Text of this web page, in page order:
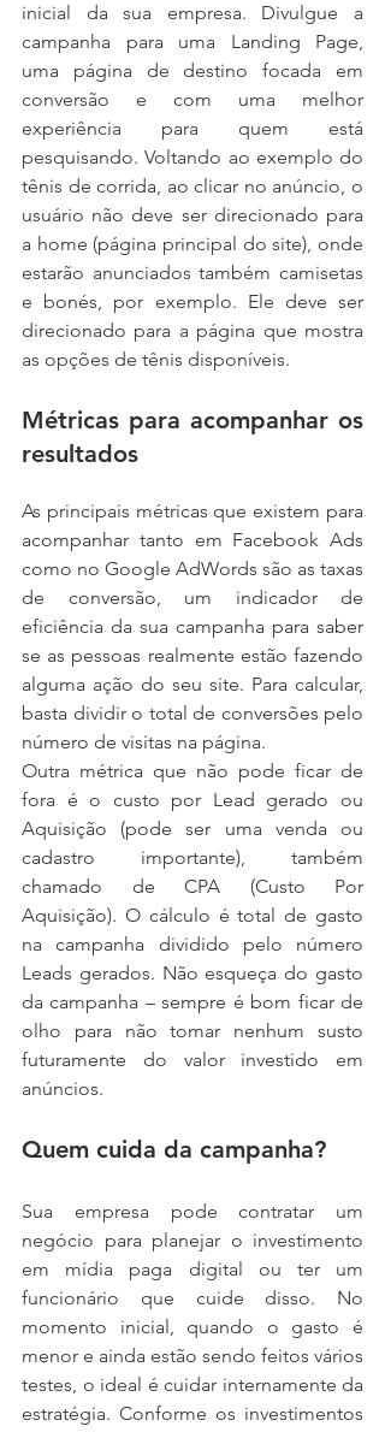
inicial da sua empresa. Divulgue a
campanha para uma Landing Page,
uma página de destino focada em
conversão e com uma melhor
experiência para quem está
pesquisando. Voltando ao exemplo do
tênis de corrida, ao clicar no anúncio, o
usuário não deve ser direcionado para
a home (página principal do site), onde
estarão anunciados também camisetas
e bonés, por exemplo. Ele deve ser
direcionado para a página que mostra
as opções de tênis disponíveis.
Métricas para acompanhar os
resultados
As principais métricas que existem para
acompanhar tanto em Facebook Ads
como no Google AdWords são as taxas
de conversão, um indicador de
eficiência da sua campanha para saber
se as pessoas realmente estão fazendo
alguma ação do seu site. Para calcular,
basta dividir o total de conversões pelo
número de visitas na página.
Outra métrica que não pode ficar de
fora é o custo por Lead gerado ou
Aquisição (pode ser uma venda ou
cadastro importante), também
chamado de CPA (Custo Por
Aquisição). O cálculo é total de gasto
na campanha dividido pelo número
Leads gerados. Não esqueça do gasto
da campanha – sempre é bom ficar de
olho para não tomar nenhum susto
futuramente do valor investido em
anúncios.
Quem cuida da campanha?
Sua empresa pode contratar um
negócio para planejar o investimento
em mídia paga digital ou ter um
funcionário que cuide disso. No
momento inicial, quando o gasto é
menor e ainda estão sendo feitos vários
testes, o ideal é cuidar internamente da
estratégia. Conforme os investimentos